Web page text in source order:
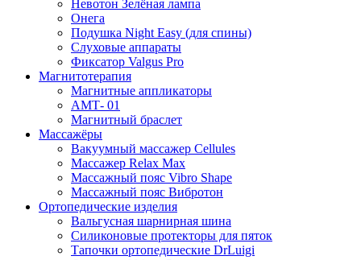
Невотон Зелёная лампа
Онега
Подушка Night Easy (для спины)
Слуховые аппараты
Фиксатор Valgus Pro
Магнитотерапия
Магнитные аппликаторы
АМТ- 01
Магнитный браслет
Массажёры
Вакуумный массажер Cellules
Массажер Relax Max
Массажный пояс Vibro Shape
Массажный пояс Вибротон
Ортопедические изделия
Вальгусная шарнирная шина
Силиконовые протекторы для пяток
Тапочки ортопедические DrLuigi